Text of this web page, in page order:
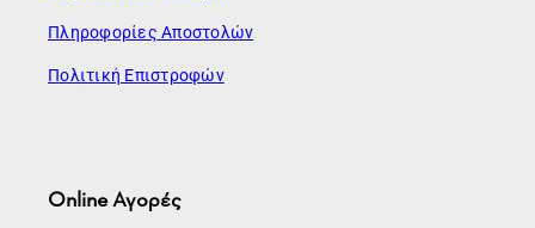
Πληροφορίες Αποστολών
Πολιτική Επιστροφών
Online Αγορές